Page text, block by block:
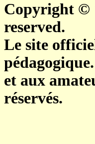
Copyright ©
reserved.
Le site
et aux
réservés.